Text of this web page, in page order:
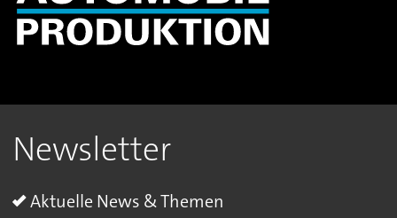
Newsletter
Aktuelle News & Themen